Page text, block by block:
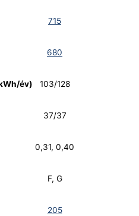
715
680
év) 103/128
37/37
0,31, 0,40
F, G
205